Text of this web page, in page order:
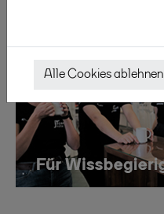
Alle Cookies ablehnen